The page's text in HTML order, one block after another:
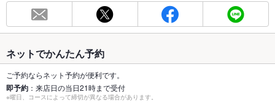
総席数 19席
最大宴会収
19人
個室 なし ：申し訳ありません。ご用意がございません。
座敷 なし ：申し訳ありません。ご用意がございません。
ネットでかんたん予約
ご予約ならネット予約が便利です。
即予約 ：来店日の当日21時まで受付
※曜日、コースによって締切が異なる場合があります。